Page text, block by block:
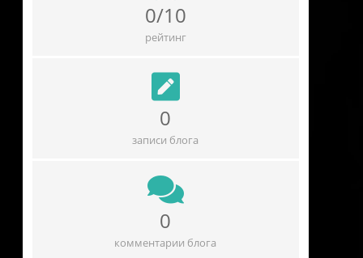
0/10
рейтинг
0
записи блога
0
комментарии блога